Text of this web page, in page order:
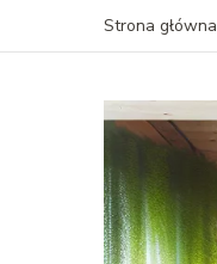
Strona główna